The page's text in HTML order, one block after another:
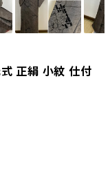
正絹 小紋 仕付